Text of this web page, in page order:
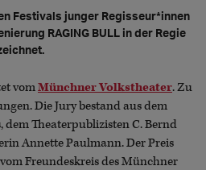
Festivals junger Regisseur*innen
RAGING BULL in der Regie
vomMünchner Volkstheater. Zu
Die Jury bestand aus dem
Theaterpublizisten C. Bernd
Annette Paulmann. Der Preis
Freundeskreis des Münchner